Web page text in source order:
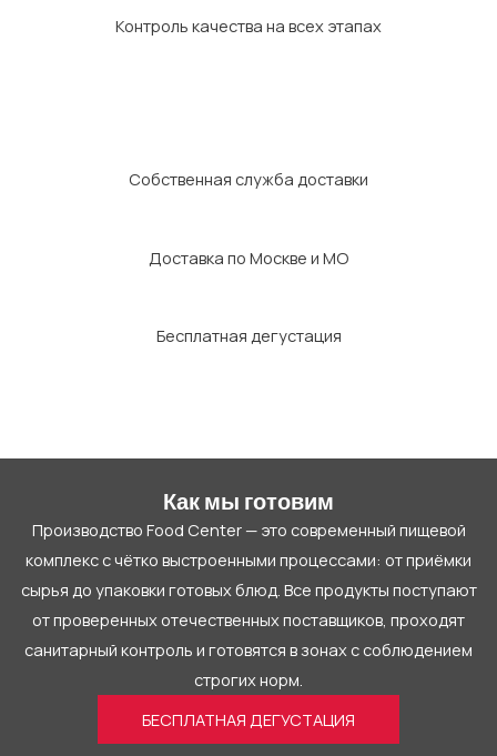
Контроль качества на всех этапах
Собственная служба доставки
Доставка по Москве и МО
Бесплатная дегустация
Как мы готовим
Производство Food Center — это современный пищевой
комплекс с чётко выстроенными процессами: от приёмки
сырья до упаковки готовых блюд. Все продукты поступают
от проверенных отечественных поставщиков, проходят
санитарный контроль и готовятся в зонах с соблюдением
строгих норм.
БЕСПЛАТНАЯ ДЕГУСТАЦИЯ